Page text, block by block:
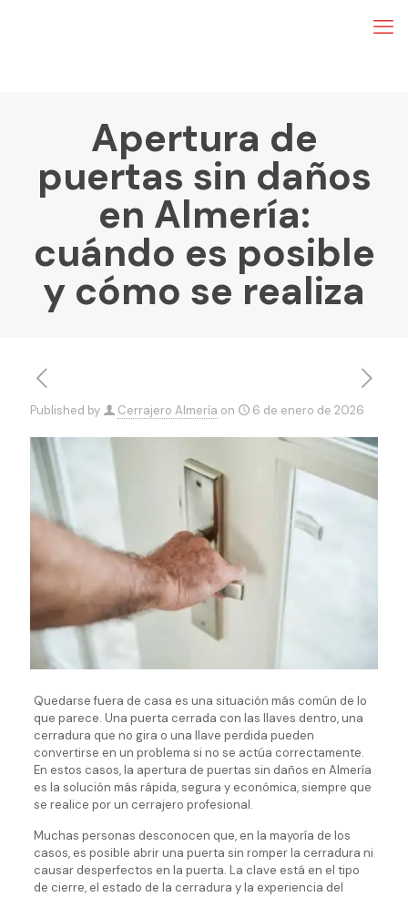
Apertura de
puertas sin daños
en Almería:
cuándo es posible
y cómo se realiza
Published by Cerrajero Almería on 6 de enero de 2026
Quedarse fuera de casa es una situación más común de lo
que parece. Una puerta cerrada con las llaves dentro, una
cerradura que no gira o una llave perdida pueden
convertirse en un problema si no se actúa correctamente.
En estos casos, la apertura de puertas sin daños en Almería
es la solución más rápida, segura y económica, siempre que
se realice por un cerrajero profesional.
Muchas personas desconocen que, en la mayoría de los
casos, es posible abrir una puerta sin romper la cerradura ni
causar desperfectos en la puerta. La clave está en el tipo
de cierre, el estado de la cerradura y la experiencia del